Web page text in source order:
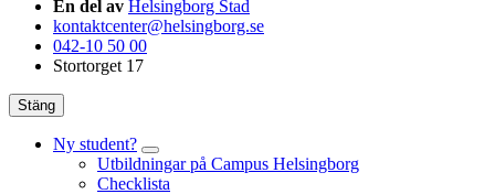
En del av Helsingborg Stad
kontaktcenter@helsingborg.se
042-10 50 00
Stortorget 17
Stäng
Ny student?
Utbildningar på Campus Helsingborg
Checklista